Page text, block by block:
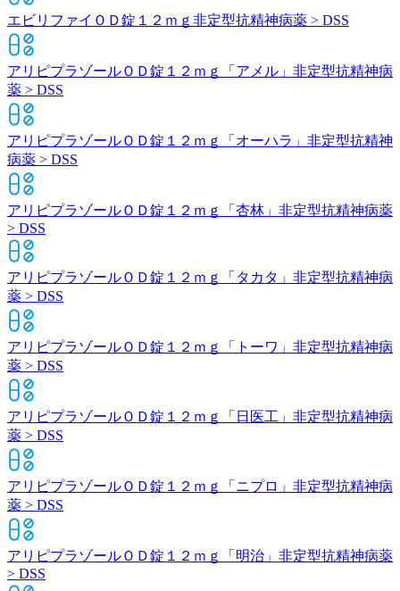
エビリファイＯＤ錠１２ｍｇ 非定型抗精神病薬 > DSS
アリピプラゾールＯＤ錠１２ｍｇ「アメル」 非定型抗精神病
薬 > DSS
アリピプラゾールＯＤ錠１２ｍｇ「オーハラ」 非定型抗精神
病薬 > DSS
アリピプラゾールＯＤ錠１２ｍｇ「杏林」 非定型抗精神病薬
> DSS
アリピプラゾールＯＤ錠１２ｍｇ「タカタ」 非定型抗精神病
薬 > DSS
アリピプラゾールＯＤ錠１２ｍｇ「トーワ」 非定型抗精神病
薬 > DSS
アリピプラゾールＯＤ錠１２ｍｇ「日医工」 非定型抗精神病
薬 > DSS
アリピプラゾールＯＤ錠１２ｍｇ「ニプロ」 非定型抗精神病
薬 > DSS
アリピプラゾールＯＤ錠１２ｍｇ「明治」 非定型抗精神病薬
> DSS